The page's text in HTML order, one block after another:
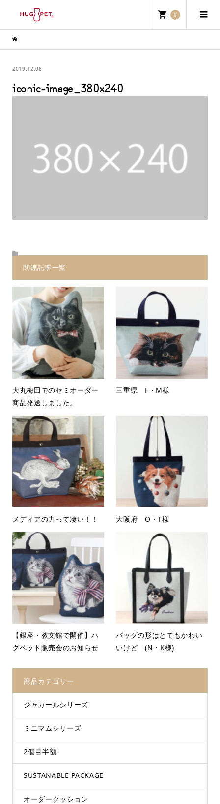
0
2019.12.08
iconic-image_380x240
関連記事一覧
大丸梅田でのセミオーダー
商品発送しました。
三重県 F・M様
メディアの力って凄い！！ 大阪府 O・T様
【銀座・教文館で開催】ハ
グペット販売会のお知らせ
バッグの形はとてもかわい
いけど (N・K様)
商品カテゴリー
ジャカールシリーズ
ミニマムシリーズ
2個目半額
SUSTANABLE PACKAGE
オーダークッション